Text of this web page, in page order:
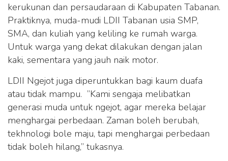
kerukunan dan persaudaraan di Kabupaten Tabanan.
Praktiknya, muda-mudi LDII Tabanan usia SMP,
SMA, dan kuliah yang keliling ke rumah warga.
Untuk warga yang dekat dilakukan dengan jalan
kaki, sementara yang jauh naik motor.
LDII Ngejot juga diperuntukkan bagi kaum duafa
atau tidak mampu. ”Kami sengaja melibatkan
generasi muda untuk ngejot, agar mereka belajar
menghargai perbedaan. Zaman boleh berubah,
tekhnologi bole maju, tapi menghargai perbedaan
tidak boleh hilang,” tukasnya.